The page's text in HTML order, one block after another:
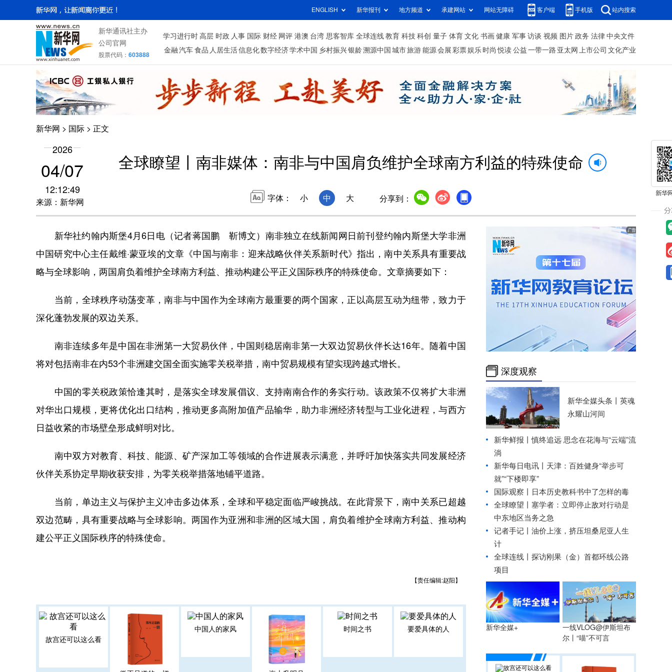
ENGLISH 新华报刊 地方频道 承建网站 网站无障碍 客户端 手机版 站内搜索
新华通讯社主办
公司官网
股票代码： 603888
学习进行时 高层 时政 人事 国际 财经 网评 港澳 台湾 思客智库 全球连线 教育 科技 科创 量子 体育 文化 书画 健康 军事 访谈 视频 图片 政务 法律 中央文件
金融 汽车 食品 人居生活信息化数字经济学术中国 乡村振兴银龄溯源中国 城市旅游 能源 会展 彩票娱乐 时尚 悦读 公益 一带一路 亚太网 上市公司 文化产业
新华网 > 国际 > 正文
2026
04/07
12:12:49
来源：新华网
全球瞭望丨南非媒体：南非与中国肩负维护全球南方利益的特殊使命
字体： 小 中 大 分享到：
新华社约翰内斯堡4月6日电（记者蒋国鹏 靳博文）南非独立在线新闻网日前刊登约翰内斯堡大学非洲
中国研究中心主任戴维·蒙亚埃的文章《中国与南非：迎来战略伙伴关系新时代》指出，南中关系具有重要战
略与全球影响，两国肩负着维护全球南方利益、推动构建公平正义国际秩序的特殊使命。文章摘要如下：
当前，全球秩序动荡变革，南非与中国作为全球南方最重要的两个国家，正以高层互动为纽带，致力于
深化蓬勃发展的双边关系。
南非连续多年是中国在非洲第一大贸易伙伴，中国则稳居南非第一大双边贸易伙伴长达16年。随着中国
将对包括南非在内53个非洲建交国全面实施零关税举措，南中贸易规模有望实现跨越式增长。
中国的零关税政策恰逢其时，是落实全球发展倡议、支持南南合作的务实行动。该政策不仅将扩大非洲
对华出口规模，更将优化出口结构，推动更多高附加值产品输华，助力非洲经济转型与工业化进程，与西方
日益收紧的市场壁垒形成鲜明对比。
南中双方对教育、科技、能源、矿产深加工等领域的合作进展表示满意，并呼吁加快落实共同发展经济
伙伴关系协定早期收获安排，为零关税举措落地铺平道路。
当前，单边主义与保护主义冲击多边体系，全球和平稳定面临严峻挑战。在此背景下，南中关系已超越
双边范畴，具有重要战略与全球影响。两国作为亚洲和非洲的区域大国，肩负着维护全球南方利益、推动构
建公平正义国际秩序的特殊使命。
【责任编辑:赵阳】
故宫还可以这么看
中国人的家风 时间之书 要爱具体的人
深度观察
新华全媒头条丨 英魂
永耀山河间
新华鲜报丨慎终追远 思念在花海与“云端”流
淌
新华每日电讯丨 天津：百姓健身“举步可
就”“下楼即享”
国际观察丨
日本历史教科书中了怎样的毒
全球瞭望丨塞学者：立即停止敌对行动是
中东地区当务之急
记者手记丨油价上涨，挤压坦桑尼亚人生
计
全球连线丨 探访刚果（金）首都环线公路
项目
新华全媒+
一线VLOG@伊斯坦布
尔丨“喵”不可言